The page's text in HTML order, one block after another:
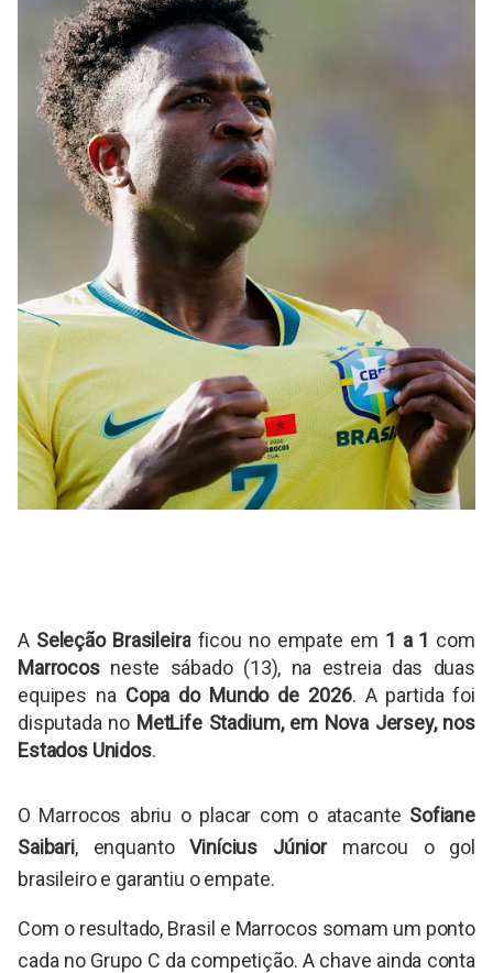
ASeleção Brasileira ficou no empate em 1 a 1 com
Marrocos neste sábado (13), na estreia das duas
equipes na Copa do Mundo de 2026. A partida foi
disputada no MetLife Stadium, em Nova Jersey, nos
Estados Unidos.
O Marrocos abriu o placar com o atacante Sofiane
Saibari, enquantoVinícius Júniormarcou o gol
brasileiro e garantiu o empate.
Com o resultado, Brasil e Marrocos somam um ponto
cada no Grupo C da competição. A chave ainda conta